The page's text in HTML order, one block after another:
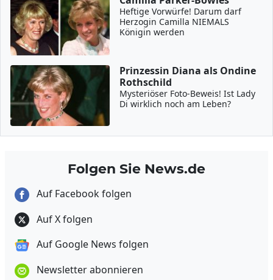
Heftige Vorwürfe! Darum darf
Herzogin Camilla NIEMALS
Königin werden
Prinzessin Diana als Ondine
Rothschild
Mysteriöser Foto-Beweis! Ist Lady
Di wirklich noch am Leben?
Folgen Sie News.de
Auf Facebook folgen
Auf X folgen
Auf Google News folgen
Newsletter abonnieren